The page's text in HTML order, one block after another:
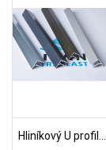
Hliníkový U profil...